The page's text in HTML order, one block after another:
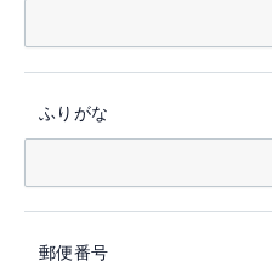
ふりがな
郵便番号